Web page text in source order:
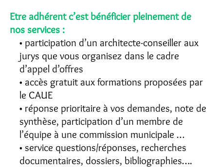
Etre adhérent c’est bénéficier pleinement de
nos services :
participation d’un architecte-conseiller aux
jurys que vous organisez dans le cadre
d’appel d’offres
accès gratuit aux formations proposées par
le CAUE
réponse prioritaire à vos demandes, note de
synthèse, participation d’un membre de
l’équipe à une commission municipale …
service questions/réponses, recherches
documentaires, dossiers, bibliographies….